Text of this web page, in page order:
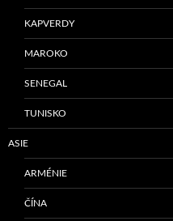
KAPVERDY
MAROKO
SENEGAL
TUNISKO
ASIE
ARMÉNIE
ČÍNA